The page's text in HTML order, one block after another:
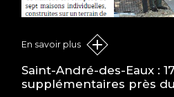
En savoir plus
Saint-André-des-Eaux :
supplémentaires près